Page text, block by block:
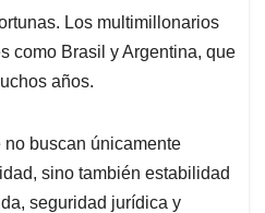
Los multimillonarios
como Brasil y Argentina, que
años.
buscan únicamente
sino también estabilidad
seguridad jurídica y